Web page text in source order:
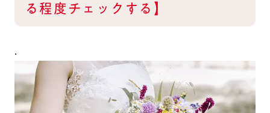
る程度チェックする】
.